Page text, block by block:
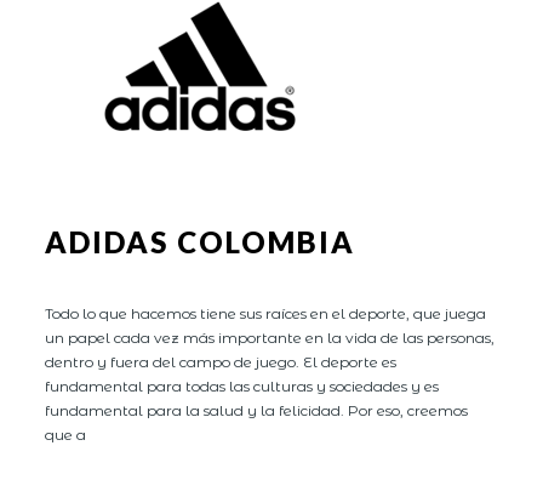
ADIDAS COLOMBIA
Todo lo que hacemos tiene sus raíces en el deporte, que juega
un papel cada vez más importante en la vida de las personas,
dentro y fuera del campo de juego. El deporte es
fundamental para todas las culturas y sociedades y es
fundamental para la salud y la felicidad. Por eso, creemos
que a